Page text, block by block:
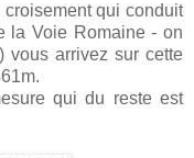
qui conduit
la Voie Romaine - on
vous arrivez sur cette
qui du reste est